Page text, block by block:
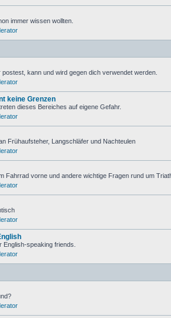
immer wissen wollten.
postest, kann und wird gegen dich verwendet werden.
keine Grenzen
dieses Bereiches auf eigene Gefahr.
Frühaufsteher, Langschläfer und Nachteulen
Fahrrad vorne und andere wichtige Fragen rund um
English-speaking friends.